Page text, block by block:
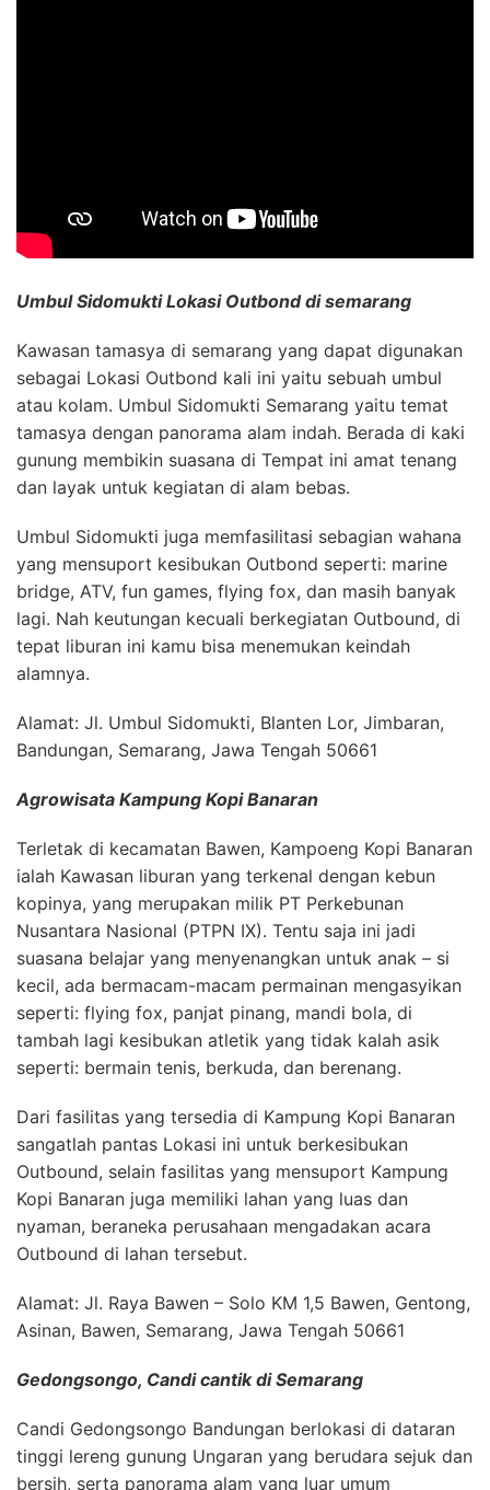
Umbul Sidomukti Lokasi Outbond di semarang
Kawasan tamasya di semarang yang dapat digunakan
sebagai Lokasi Outbond kali ini yaitu sebuah umbul
atau kolam. Umbul Sidomukti Semarang yaitu temat
tamasya dengan panorama alam indah. Berada di kaki
gunung membikin suasana di Tempat ini amat tenang
dan layak untuk kegiatan di alam bebas.
Umbul Sidomukti juga memfasilitasi sebagian wahana
yang mensuport kesibukan Outbond seperti: marine
bridge, ATV, fun games, flying fox, dan masih banyak
lagi. Nah keutungan kecuali berkegiatan Outbound, di
tepat liburan ini kamu bisa menemukan keindah
alamnya.
Alamat: Jl. Umbul Sidomukti, Blanten Lor, Jimbaran,
Bandungan, Semarang, Jawa Tengah 50661
Agrowisata Kampung Kopi Banaran
Terletak di kecamatan Bawen, Kampoeng Kopi Banaran
ialah Kawasan liburan yang terkenal dengan kebun
kopinya, yang merupakan milik PT Perkebunan
Nusantara Nasional (PTPN IX). Tentu saja ini jadi
suasana belajar yang menyenangkan untuk anak – si
kecil, ada bermacam-macam permainan mengasyikan
seperti: flying fox, panjat pinang, mandi bola, di
tambah lagi kesibukan atletik yang tidak kalah asik
seperti: bermain tenis, berkuda, dan berenang.
Dari fasilitas yang tersedia di Kampung Kopi Banaran
sangatlah pantas Lokasi ini untuk berkesibukan
Outbound, selain fasilitas yang mensuport Kampung
Kopi Banaran juga memiliki lahan yang luas dan
nyaman, beraneka perusahaan mengadakan acara
Outbound di lahan tersebut.
Alamat: Jl. Raya Bawen – Solo KM 1,5 Bawen, Gentong,
Asinan, Bawen, Semarang, Jawa Tengah 50661
Gedongsongo, Candi cantik di Semarang
Candi Gedongsongo Bandungan berlokasi di dataran
tinggi lereng gunung Ungaran yang berudara sejuk dan
bersih, serta panorama alam yang luar umum